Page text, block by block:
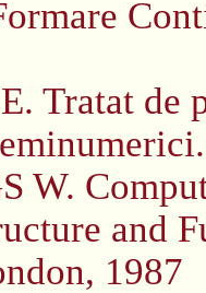
Tratat de
W.
and
1987